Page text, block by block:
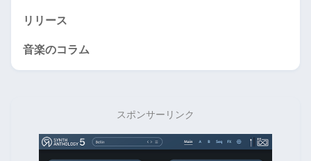
リリース
音楽のコラム
スポンサーリンク